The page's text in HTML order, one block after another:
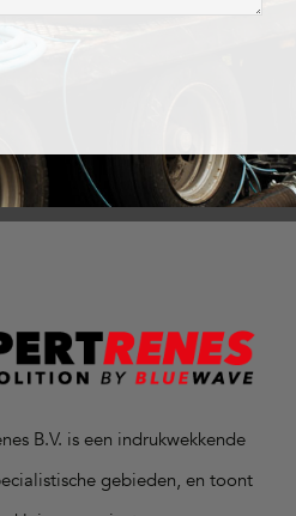
B.V. is een indrukwekkende
gebieden, en toont